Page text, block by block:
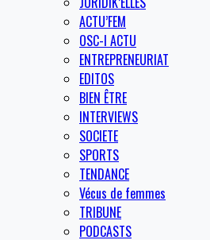
ACTU’FEM
OSC-I ACTU
ENTREPRENEURIAT
EDITOS
BIEN ÊTRE
INTERVIEWS
SOCIETE
SPORTS
TENDANCE
Vécus de femmes
TRIBUNE
PODCASTS